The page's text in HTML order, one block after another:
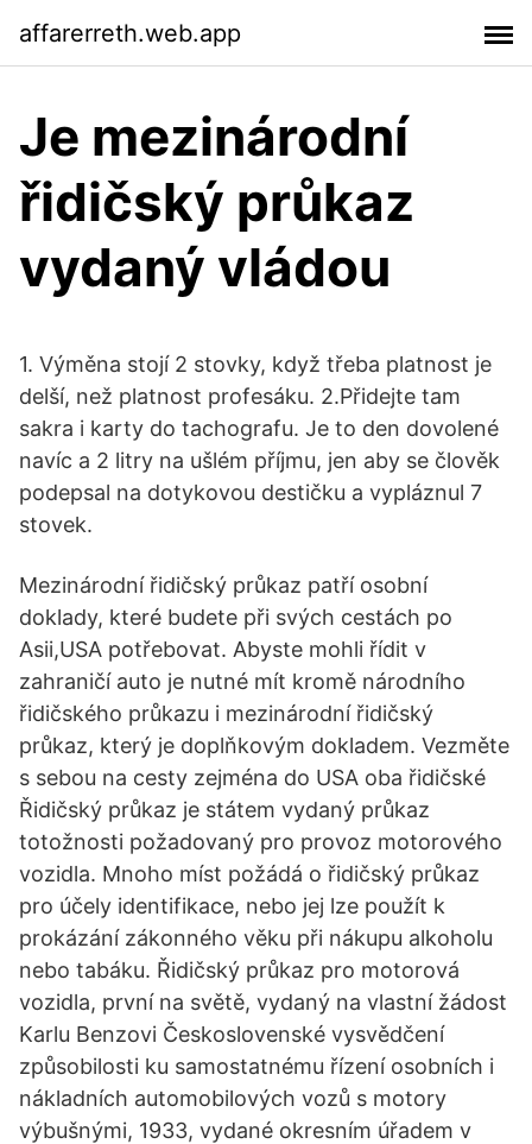
affarerreth.web.app
Je mezinárodní
řidičský průkaz
vydaný vládou
1. Výměna stojí 2 stovky, když třeba platnost je
delší, než platnost profesáku. 2.Přidejte tam
sakra i karty do tachografu. Je to den dovolené
navíc a 2 litry na ušlém příjmu, jen aby se člověk
podepsal na dotykovou destičku a vypláznul 7
stovek.
Mezinárodní řidičský průkaz patří osobní
doklady, které budete při svých cestách po
Asii,USA potřebovat. Abyste mohli řídit v
zahraničí auto je nutné mít kromě národního
řidičského průkazu i mezinárodní řidičský
průkaz, který je doplňkovým dokladem. Vezměte
s sebou na cesty zejména do USA oba řidičské
Řidičský průkaz je státem vydaný průkaz
totožnosti požadovaný pro provoz motorového
vozidla. Mnoho míst požádá o řidičský průkaz
pro účely identifikace, nebo jej lze použít k
prokázání zákonného věku při nákupu alkoholu
nebo tabáku. Řidičský průkaz pro motorová
vozidla, první na světě, vydaný na vlastní žádost
Karlu Benzovi Československé vysvědčení
způsobilosti ku samostatnému řízení osobních i
nákladních automobilových vozů s motory
výbušnými, 1933, vydané okresním úřadem v